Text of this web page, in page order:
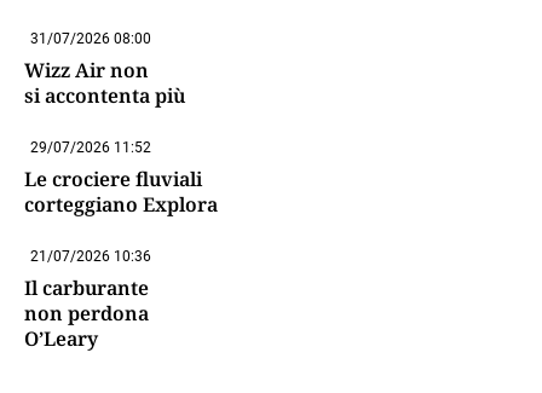
31/07/2026 08:00
Wizz Air non
si accontenta più
29/07/2026 11:52
Le crociere fluviali
corteggiano Explora
21/07/2026 10:36
Il carburante
non perdona
O’Leary